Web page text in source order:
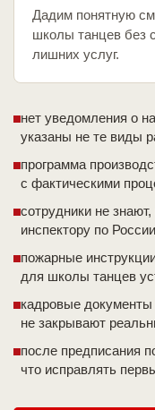
Дадим понятную
школы танцев без
лишних услуг.
нет уведомления о
указаны не те виды
программа
с фактическими
сотрудники не
инспектору по России
пожарные
для школы танцев
кадровые
не закрывают
после предписания
что исправлять